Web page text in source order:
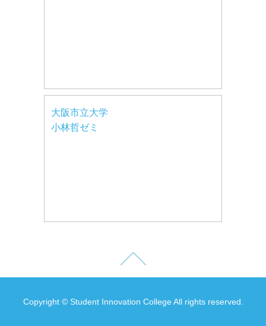
大阪市立大学
小林哲ゼミ
Copyright © Student Innovation College All rights reserved.